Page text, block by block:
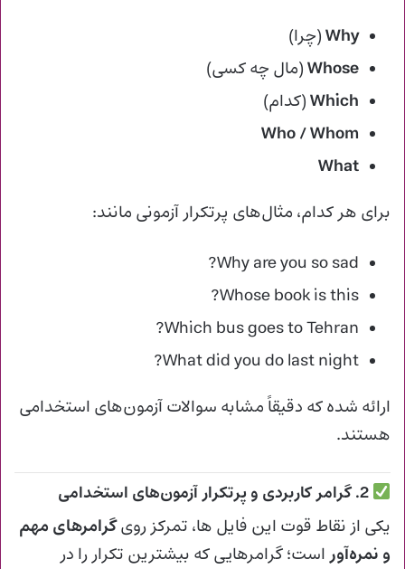
Why(چرا)
Whose(مال چه کسی)
Which(کدام)
Who / Whom
What
برای هر کدام، مثال‌های پرتکرار آزمونی مانند:
Why are you so sad?
Whose book is this?
Which bus goes to Tehran?
What did you do last night?
ارائه شده که دقیقاً مشابه سوالات آزمون‌های استخدامی
هستند.
2. گرامر کاربردی و پرتکرار آزمون‌های استخدامی
یکی از نقاط قوت این فایل ها، تمرکز رویگرامرهای مهم
و نمره‌آوراست؛ گرامرهایی که بیشترین تکرار را در